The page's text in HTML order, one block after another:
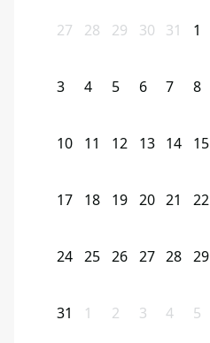
27 28 29 30 31 1
3 4 5 6 7 8
10 11 12 13 14 15
17 18 19 20 21 22
24 25 26 27 28 29
31 1 2 3 4 5